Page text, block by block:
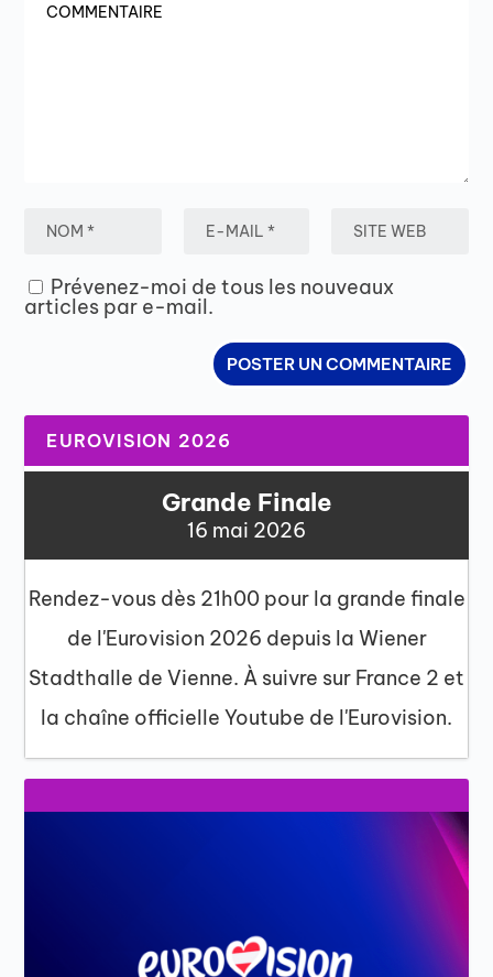
Prévenez-moi de tous les nouveaux
articles par e-mail.
EUROVISION 2026
Grande Finale
16 mai 2026
Rendez-vous dès 21h00 pour la grande finale
de l'Eurovision 2026 depuis la Wiener
Stadthalle de Vienne. À suivre sur France 2 et
la chaîne officielle Youtube de l'Eurovision.